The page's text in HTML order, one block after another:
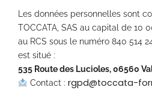
Les données personnelles sont
TOCCATA, SAS au capital de 10
au RCS sous le numéro 840 514
est situé :
535 Route des Lucioles, 06560
Contact :rgpd@toccata-